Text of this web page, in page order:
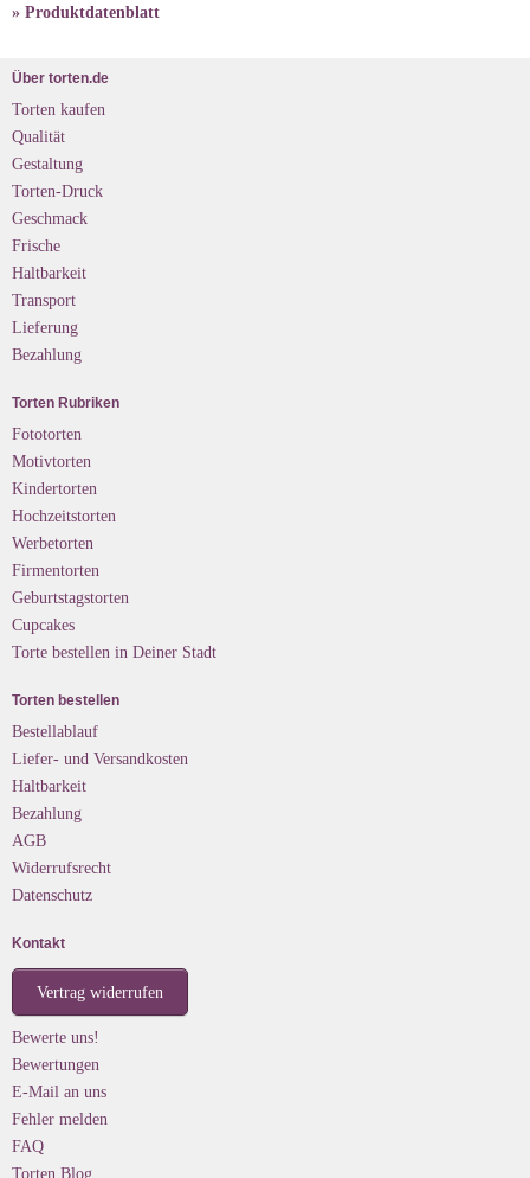
» Produktdatenblatt
Über torten.de
Torten kaufen
Qualität
Gestaltung
Torten-Druck
Geschmack
Frische
Haltbarkeit
Transport
Lieferung
Bezahlung
Torten Rubriken
Fototorten
Motivtorten
Kindertorten
Hochzeitstorten
Werbetorten
Firmentorten
Geburtstagstorten
Cupcakes
Torte bestellen in Deiner Stadt
Torten bestellen
Bestellablauf
Liefer- und Versandkosten
Haltbarkeit
Bezahlung
AGB
Widerrufsrecht
Datenschutz
Kontakt
Vertrag widerrufen
Bewerte uns!
Bewertungen
E-Mail an uns
Fehler melden
FAQ
Torten Blog